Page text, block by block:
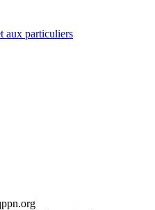
aux particuliers